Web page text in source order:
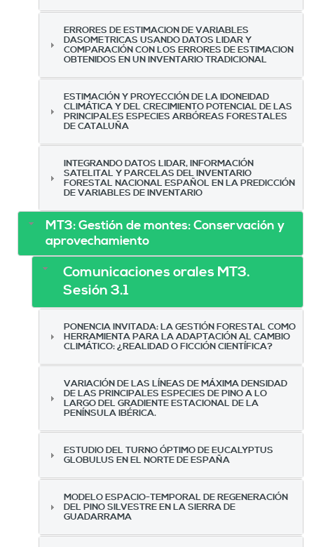
ERRORES DE ESTIMACION DE VARIABLES
DASOMETRICAS USANDO DATOS LIDAR Y
COMPARACIÓN CON LOS ERRORES DE ESTIMACION
OBTENIDOS EN UN INVENTARIO TRADICIONAL
ESTIMACIÓN Y PROYECCIÓN DE LA IDONEIDAD
CLIMÁTICA Y DEL CRECIMIENTO POTENCIAL DE LAS
PRINCIPALES ESPECIES ARBÓREAS FORESTALES
DE CATALUÑA
INTEGRANDO DATOS LIDAR, INFORMACIÓN
SATELITAL Y PARCELAS DEL INVENTARIO
FORESTAL NACIONAL ESPAÑOL EN LA PREDICCIÓN
DE VARIABLES DE INVENTARIO
MT3: Gestión de montes: Conservación y
aprovechamiento
Comunicaciones orales MT3.
Sesión 3.1
PONENCIA INVITADA: LA GESTIÓN FORESTAL COMO
HERRAMIENTA PARA LA ADAPTACIÓN AL CAMBIO
CLIMÁTICO: ¿REALIDAD O FICCIÓN CIENTÍFICA?
VARIACIÓN DE LAS LÍNEAS DE MÁXIMA DENSIDAD
DE LAS PRINCIPALES ESPECIES DE PINO A LO
LARGO DEL GRADIENTE ESTACIONAL DE LA
PENÍNSULA IBÉRICA.
ESTUDIO DEL TURNO ÓPTIMO DE EUCALYPTUS
GLOBULUS EN EL NORTE DE ESPAÑA
MODELO ESPACIO-TEMPORAL DE REGENERACIÓN
DEL PINO SILVESTRE EN LA SIERRA DE
GUADARRAMA